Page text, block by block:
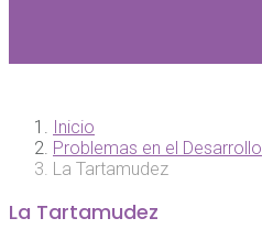
Inicio
Problemas en el Desarrollo
La Tartamudez
La Tartamudez